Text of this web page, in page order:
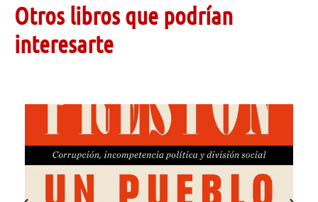
Otros libros que podrían
interesarte